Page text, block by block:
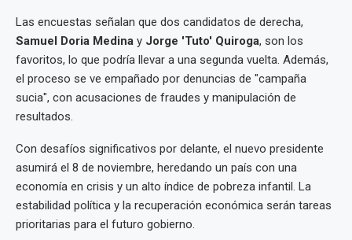
Las encuestas señalan que dos candidatos de derecha,
Samuel Doria Medina y Jorge 'Tuto' Quiroga, son los
favoritos, lo que podría llevar a una segunda vuelta. Además,
el proceso se ve empañado por denuncias de "campaña
sucia", con acusaciones de fraudes y manipulación de
resultados.
Con desafíos significativos por delante, el nuevo presidente
asumirá el 8 de noviembre, heredando un país con una
economía en crisis y un alto índice de pobreza infantil. La
estabilidad política y la recuperación económica serán tareas
prioritarias para el futuro gobierno.